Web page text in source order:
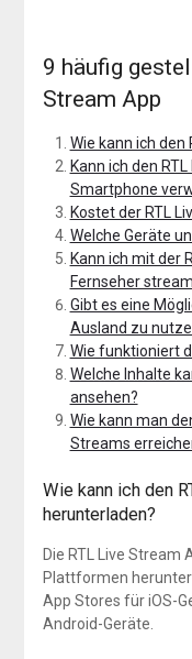
9 häufig
Stream App
Wie kann ich den
Kann ich den
Smartphone
Kostet der RTL
Welche Geräte
Kann ich mit der
Fernseher
Gibt es eine
Ausland zu
Wie funktioniert
Welche Inhalte
ansehen?
Wie kann man
Streams
Wie kann ich den
herunterladen?
Die RTL Live Stream
Plattformen
App Stores für iOS-
Android-Geräte.